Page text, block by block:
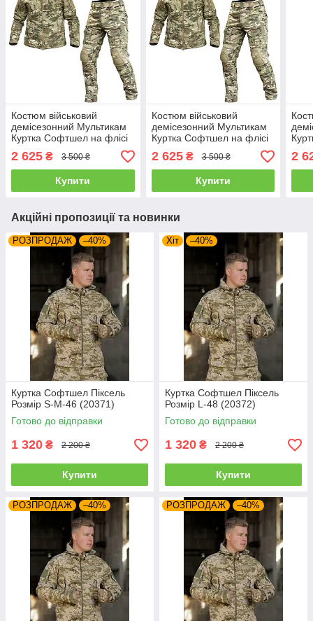
Костюм військовий
демісезонний Мультикам
Куртка Софтшел на флісі
та Штани ріпстоп з
наколінниками Розмір L
2 625 ₴ 3 500 ₴
Купити
Костюм військовий
демісезонний Мультикам
Куртка Софтшел на флісі
та Штани ріпстоп з
наколінниками Розмір S
2 625₴ 3 500 ₴
Купити
та
2
Акційні пропозиції та новинки
РОЗПРОДАЖ –40%
Куртка Софтшел Піксель
Розмір S-M-46 (20371)
Готово до відправки
1 320 ₴ 2 200 ₴
Купити
Хіт –40%
Куртка Софтшел Піксель
Розмір L-48 (20372)
Готово до відправки
1 320 ₴ 2 200 ₴
Купити
РОЗПРОДАЖ –40% РОЗПРОДАЖ –40%